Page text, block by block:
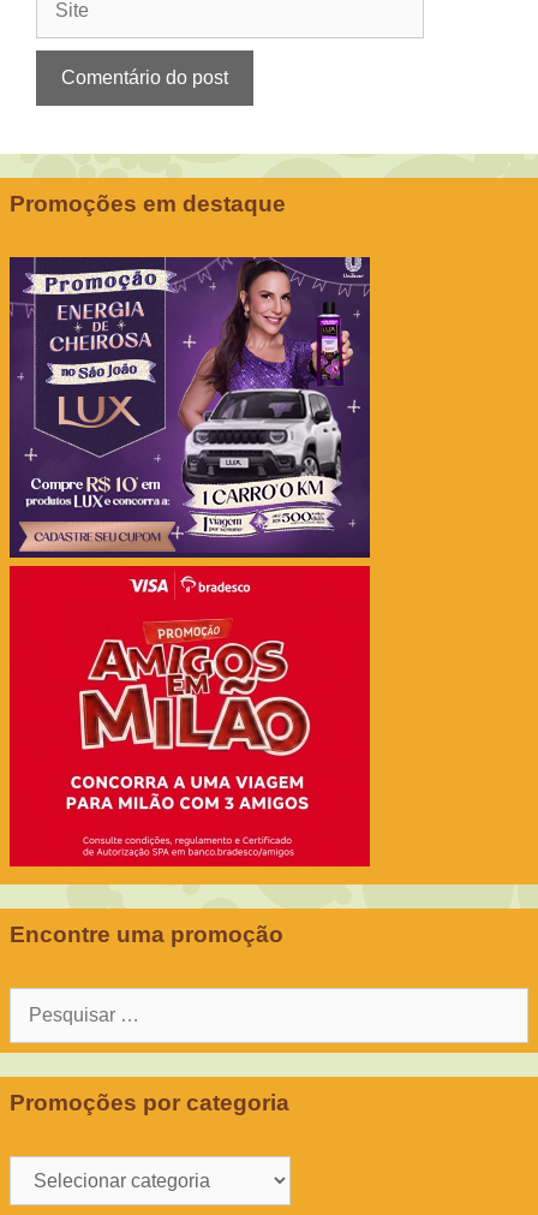
Promoções em destaque
Encontre uma promoção
Pesquisar
Promoções por categoria
Promoções
por